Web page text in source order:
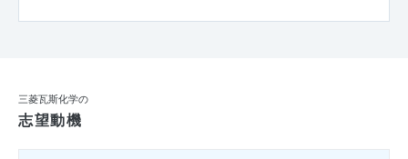
三菱瓦斯化学の
志望動機